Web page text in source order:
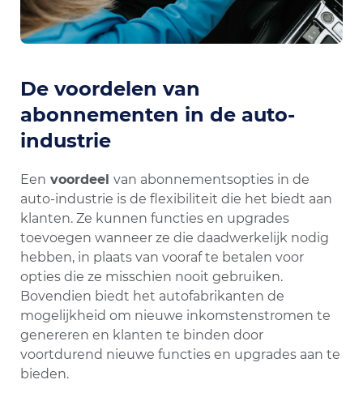
De voordelen van
abonnementen in de auto-
industrie
Een voordeel van abonnementsopties in de
auto-industrie is de flexibiliteit die het biedt aan
klanten. Ze kunnen functies en upgrades
toevoegen wanneer ze die daadwerkelijk nodig
hebben, in plaats van vooraf te betalen voor
opties die ze misschien nooit gebruiken.
Bovendien biedt het autofabrikanten de
mogelijkheid om nieuwe inkomstenstromen te
genereren en klanten te binden door
voortdurend nieuwe functies en upgrades aan te
bieden.